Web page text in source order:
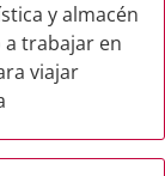
y almacén
trabajar en
viajar